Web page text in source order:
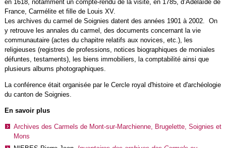
en 1618, notamment un compte-rendu de la visite, en 1785, d’Adélaïde de
France, Carmélite et fille de Louis XV.
Les archives du carmel de Soignies datent des années 1901 à 2002. On
y retrouve les annales du carmel, des documents concernant la vie
communautaire (actes du chapitre relatifs aux novices, etc.), les
religieuses (registres de professions, notices biographiques de moniales
défuntes, testaments), les biens immobiliers, la comptabilité ainsi que
plusieurs albums photographiques.
La conférence était organisée par le Cercle royal d'histoire et d'archéologie
du canton de Soignies.
En savoir plus
Archives des Carmels de Mont-sur-Marchienne, Brugelette, Soignies et
Mons